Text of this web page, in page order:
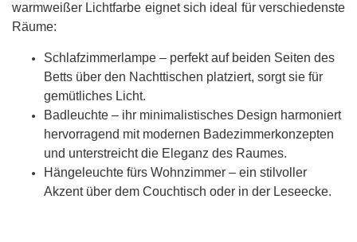
warmweißer Lichtfarbe eignet sich ideal für verschiedenste
Räume:
Schlafzimmerlampe – perfekt auf beiden Seiten des
Betts über den Nachttischen platziert, sorgt sie für
gemütliches Licht.
Badleuchte – ihr minimalistisches Design harmoniert
hervorragend mit modernen Badezimmerkonzepten
und unterstreicht die Eleganz des Raumes.
Hängeleuchte fürs Wohnzimmer – ein stilvoller
Akzent über dem Couchtisch oder in der Leseecke.